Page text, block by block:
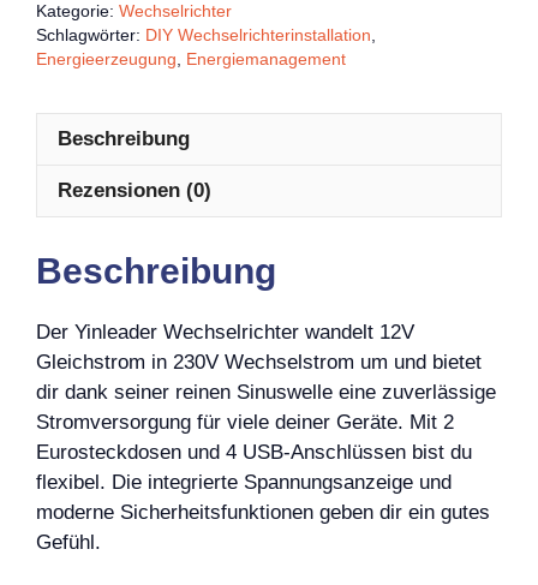
Kategorie: Wechselrichter
Schlagwörter: DIY Wechselrichterinstallation
Energieerzeugung
Energiemanagement
Beschreibung
Rezensionen (0)
Beschreibung
Der Yinleader Wechselrichter wandelt 12V
Gleichstrom in 230V Wechselstrom um und bietet
dir dank seiner reinen Sinuswelle eine zuverlässige
Stromversorgung für viele deiner Geräte. Mit 2
Eurosteckdosen und 4 USB-Anschlüssen bist du
flexibel. Die integrierte Spannungsanzeige und
moderne Sicherheitsfunktionen geben dir ein gutes
Gefühl.